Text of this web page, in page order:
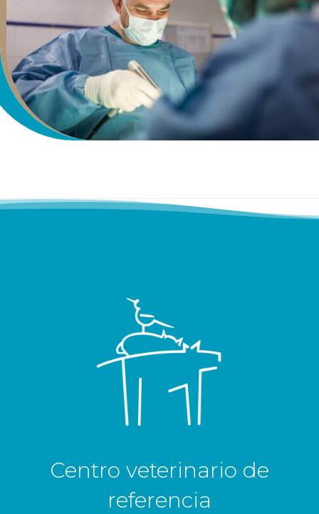
Centro veterinario de
referencia